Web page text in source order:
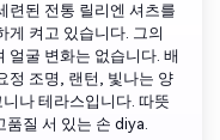
련된 전통 릴리엔 셔츠를
게 켜고 있습니다. 그의
얼굴 변화는 없습니다. 배
정 조명, 랜턴, 빛나는 양
나 테라스입니다. 따뜻
품질 서 있는 손 diya.